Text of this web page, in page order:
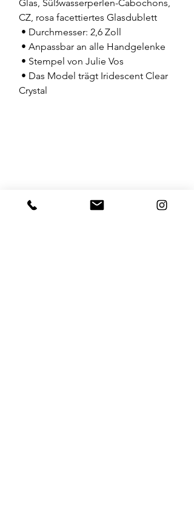
Glas, Süßwasserperlen-Cabochons,
CZ, rosa facettiertes Glasdublett
• Durchmesser: 2,6 Zoll
• Anpassbar an alle Handgelenke
• Stempel von Julie Vos
Crystal